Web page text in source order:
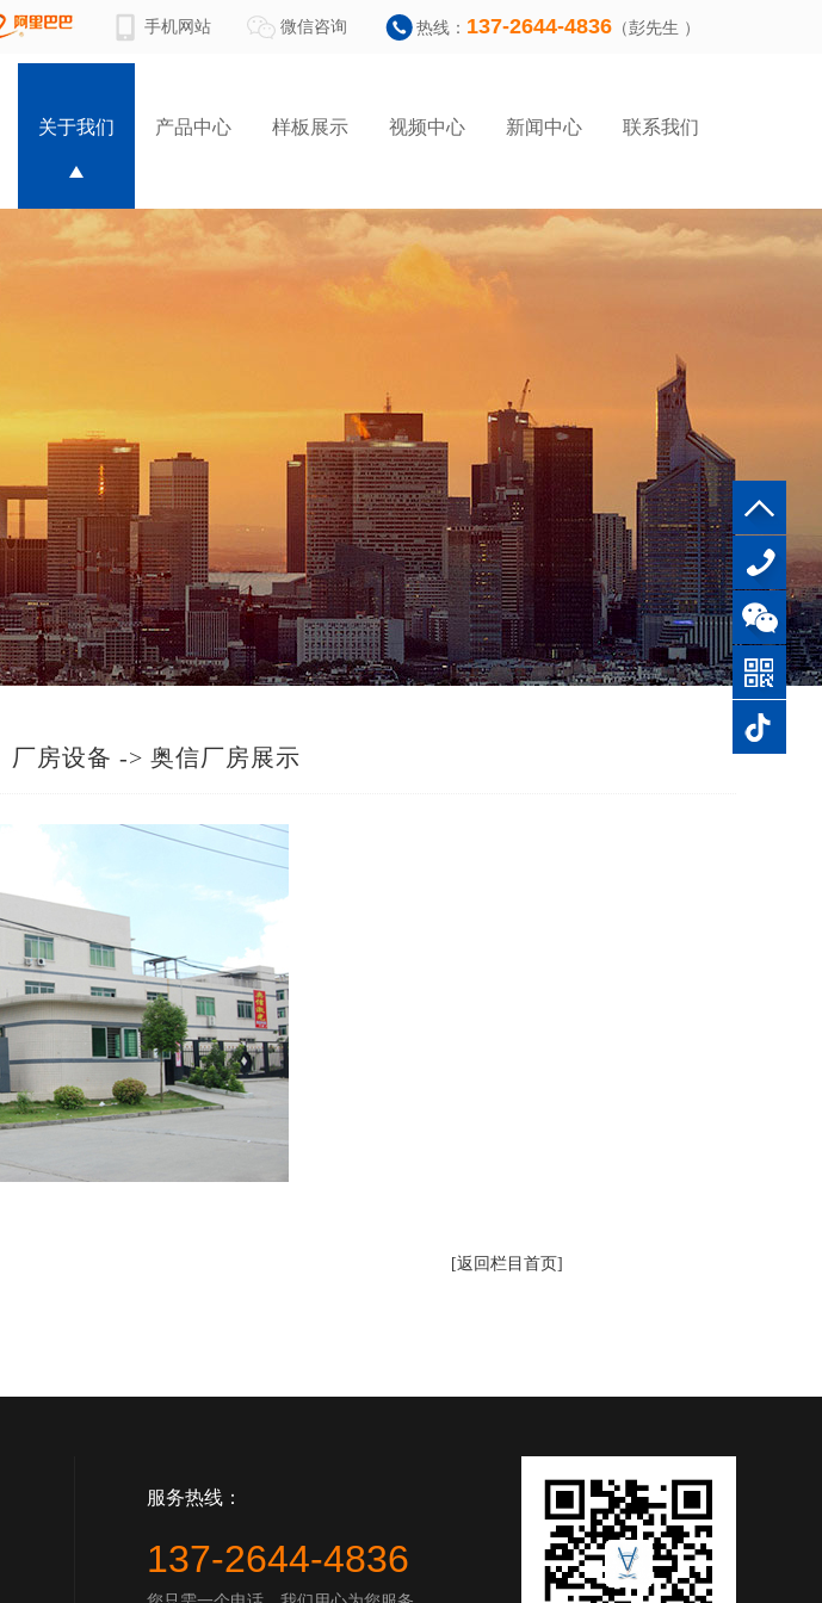
手机网站 微信咨询 热线： 137-2644-4836 （彭先生 ）
关于我们 产品中心 样板展示 视频中心 新闻中心 联系我们
厂房设备 -> 奥信厂房展示
[返回栏目首页]
服务热线：
137-2644-4836
0769-
87844611